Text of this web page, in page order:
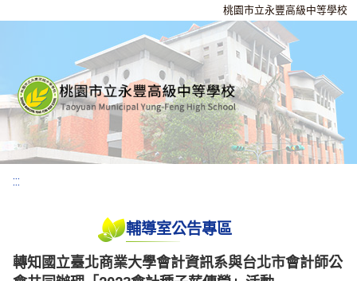
桃園市立永豐高級中等學校
:::
輔導室公告專區
轉知國立臺北商業大學會計資訊系與台北市會計師公